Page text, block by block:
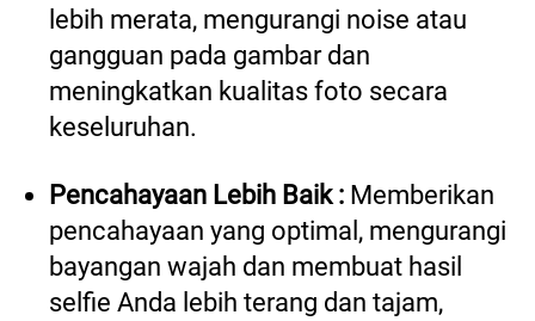
lebih merata, mengurangi noise atau
gangguan pada gambar dan
meningkatkan kualitas foto secara
keseluruhan.
Pencahayaan Lebih Baik : Memberikan
pencahayaan yang optimal, mengurangi
bayangan wajah dan membuat hasil
selfie Anda lebih terang dan tajam,